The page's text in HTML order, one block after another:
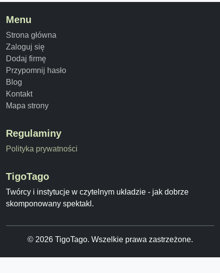
Menu
Strona główna
Zaloguj się
Dodaj firmę
Przypomnij hasło
Blog
Kontakt
Mapa strony
Regulaminy
Polityka prywatności
TigoTago
Twórcy i instytucje w czytelnym układzie - jak dobrze
skomponowany spektakl.
© 2026 TigoTago. Wszelkie prawa zastrzeżone.